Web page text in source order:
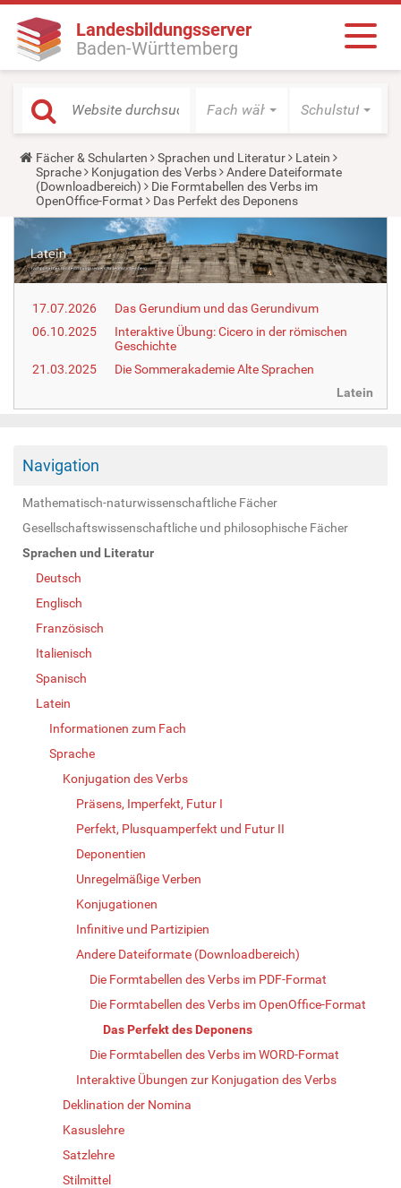
Landesbildungsserver
Baden-Württemberg
Fach wählen Schulstufe
Y
o
u
a
r
e
r
e
Fächer & Schularten Sprachen und Literatur
Latein
Sprache
Konjugation des Verbs
Andere Dateiformate
(Downloadbereich)
Die Formtabellen des Verbs im
OpenOffice-Format
Das Perfekt des Deponens
17.07.2026
Das Gerundium und das Gerundivum
06.10.2025
Interaktive Übung: Cicero in der römischen
Geschichte
21.03.2025
Die Sommerakademie Alte Sprachen
Latein
Navigation
Mathematisch-naturwissenschaftliche Fächer
Gesellschaftswissenschaftliche und philosophische Fächer
Sprachen und Literatur
Deutsch
Englisch
Französisch
Italienisch
Spanisch
Latein
Informationen zum Fach
Sprache
Konjugation des Verbs
Präsens, Imperfekt, Futur I
Perfekt, Plusquamperfekt und Futur II
Deponentien
Unregelmäßige Verben
Konjugationen
Infinitive und Partizipien
Andere Dateiformate (Downloadbereich)
Die Formtabellen des Verbs im PDF-Format
Die Formtabellen des Verbs im OpenOffice-Format
Das Perfekt des Deponens
Die Formtabellen des Verbs im WORD-Format
Interaktive Übungen zur Konjugation des Verbs
Deklination der Nomina
Kasuslehre
Satzlehre
Stilmittel